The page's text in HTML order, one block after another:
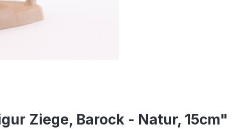
Ziege, Barock - Natur, 15cm"